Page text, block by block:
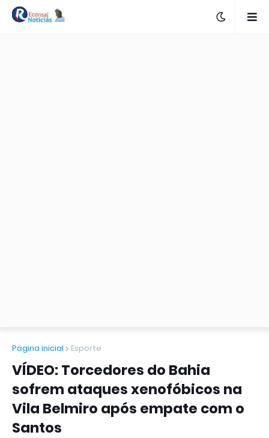
Página inicial Esporte
VÍDEO: Torcedores do Bahia
sofrem ataques xenofóbicos na
Vila Belmiro após empate com o
Santos